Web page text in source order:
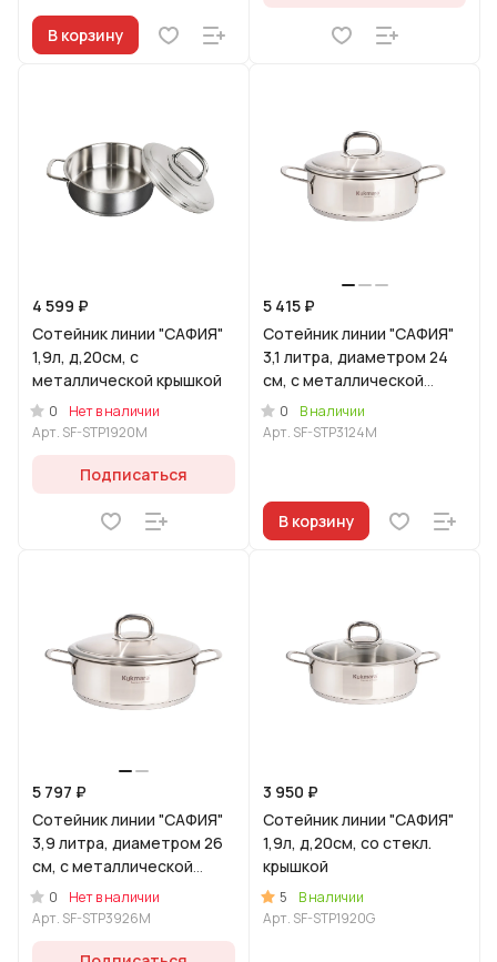
В корзину
4 599 ₽
Сотейник линии "САФИЯ"
1,9л, д,20см, с
металлической крышкой
0
Нет в наличии
Арт. SF-STP1920M
Подписаться
5 415 ₽
Сотейник линии "САФИЯ"
3,1 литра, диаметром 24
см, с металлической
крышкой
0
В наличии
Арт. SF-STP3124M
В корзину
5 797 ₽
Сотейник линии "САФИЯ"
3,9 литра, диаметром 26
см, с металлической
крышкой
0
Нет в наличии
Арт. SF-STP3926M
3 950 ₽
Сотейник линии "САФИЯ"
1,9л, д,20см, со стекл.
крышкой
5
В наличии
Арт. SF-STP1920G